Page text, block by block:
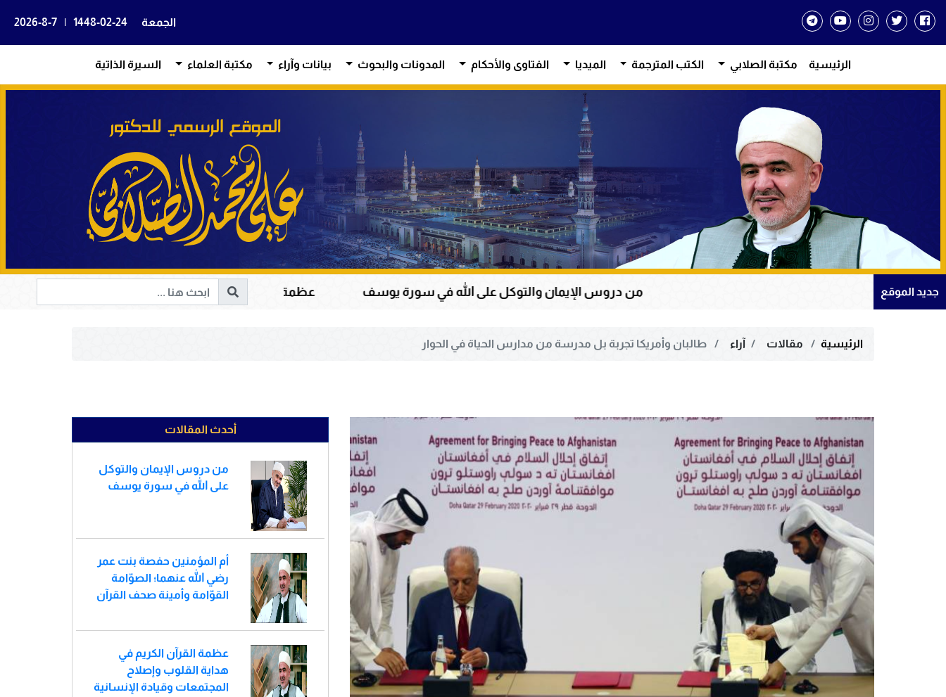
الجمعة 1448-02-24
|
2026-8-7
الرئيسية مكتبة الصلابي الكتب المترجمة الميديا الفتاوى والأحكام المدونات والبحوث بيانات وآراء مكتبة العلماء السيرة الذاتية
جديد الموقع من دروس الإيمان والتوكل على الله في سورة يوسف عظمة القرآن الكريم في هداية القلوب وإصلاح المجتمعات وقيادة الإنسانية إلى
الرئيسية مقالات آراء طالبان وأمريكا تجربة بل مدرسة من مدارس الحياة في الحوار
أحدث المقالات
من دروس الإيمان والتوكل
على الله في سورة يوسف
أم المؤمنين حفصة بنت عمر
رضي الله عنهما؛ الصوّامة
القوّامة وأمينة صحف القرآن
عظمة القرآن الكريم في
هداية القلوب وإصلاح
المجتمعات وقيادة الإنسانية